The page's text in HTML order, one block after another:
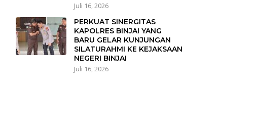
Juli 16, 2026
PERKUAT SINERGITAS
KAPOLRES BINJAI YANG
BARU GELAR KUNJUNGAN
SILATURAHMI KE KEJAKSAAN
NEGERI BINJAI
Juli 16, 2026